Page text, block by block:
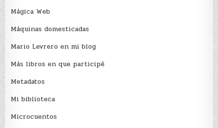
Mágica Web
Máquinas domesticadas
Mario Levrero en mi blog
Más libros en que participé
Metadatos
Mi biblioteca
Microcuentos